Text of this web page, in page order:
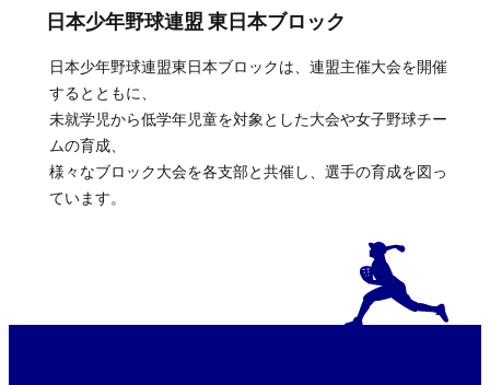
日本少年野球連盟 東日本ブロック
日本少年野球連盟東日本ブロックは、連盟主催大会を開催
するとともに、
未就学児から低学年児童を対象とした大会や女子野球チー
ムの育成、
様々なブロック大会を各支部と共催し、選手の育成を図っ
ています。